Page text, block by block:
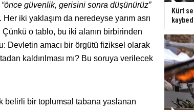
“önce güvenlik, gerisini sonra düşünürüz”
Her iki yaklaşım da neredeyse yarım asrı
Çünkü o tablo, bu iki alanın birbirinden
Devletin amacı bir örgütü fiziksel olarak
kaldırılması mı? Bu soruya verilecek
belirli bir toplumsal tabana yaslanan
Kürt